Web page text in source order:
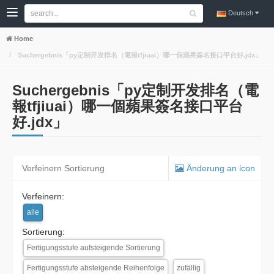
Deutsch
Home
Suchergebnis「py定制开发排名（電報tfjiuai）哪一個蘋果簽名接口平台好.jdx」
Suchergebnis「py定制开发排名（電
報tfjiuai）哪一個蘋果簽名接口平台
好.jdx」
Verfeinern Sortierung Änderung an icon
Verfeinern:
alle
Sortierung:
Fertigungsstufe aufsteigende Sortierung
Fertigungsstufe absteigende Reihenfolge zufällig